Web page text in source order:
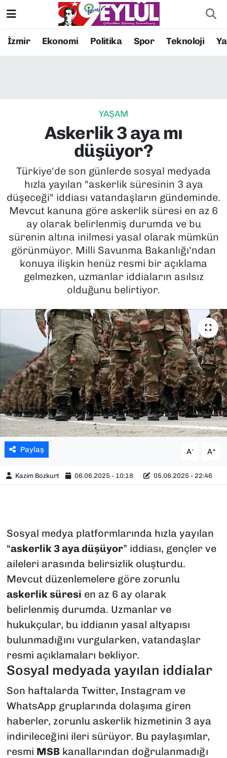
İzmir Ekonomi Politika Spor Teknoloji
YAŞAM
Askerlik 3 aya mı
düşüyor?
Türkiye'de son günlerde sosyal medyada
hızla yayılan "askerlik süresinin 3 aya
düşeceği" iddiası vatandaşların gündeminde.
Mevcut kanuna göre askerlik süresi en az 6
ay olarak belirlenmiş durumda ve bu
sürenin altına inilmesi yasal olarak mümkün
görünmüyor. Milli Savunma Bakanlığı'ndan
konuya ilişkin henüz resmi bir açıklama
gelmezken, uzmanlar iddiaların asılsız
olduğunu belirtiyor.
Paylaş A- A+
Kazim Bozkurt 06.06.2025 - 10:18 05.06.2025 - 22:46
Sosyal medya platformlarında hızla yayılan
“askerlik 3 aya düşüyor” iddiası, gençler ve
aileleri arasında belirsizlik oluşturdu.
Mevcut düzenlemelere göre zorunlu
askerlik süresi en az 6 ay olarak
belirlenmiş durumda. Uzmanlar ve
hukukçular, bu iddianın yasal altyapısı
bulunmadığını vurgularken, vatandaşlar
resmi açıklamaları bekliyor.
Sosyal medyada yayılan iddialar
Son haftalarda Twitter, Instagram ve
WhatsApp gruplarında dolaşıma giren
haberler, zorunlu askerlik hizmetinin 3 aya
indirileceğini ileri sürüyor. Bu paylaşımlar,
resmi MSBkanallarından doğrulanmadığı
Resmi İlanlar
EKONOMİ
KÜLTÜR SANAT
MAGAZİN
POLİTİKA
SAĞLIK
SPOR
YAŞAM
YEREL YÖNETİMLER
Konak Nöbetçi Eczaneler
Süper Lig Puan Durumu ve Fikstür
Tüm Manşetler
Son Dakika Haberleri
Haber Arşivi